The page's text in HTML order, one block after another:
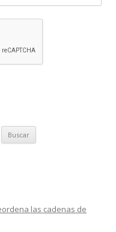
las cadenas de